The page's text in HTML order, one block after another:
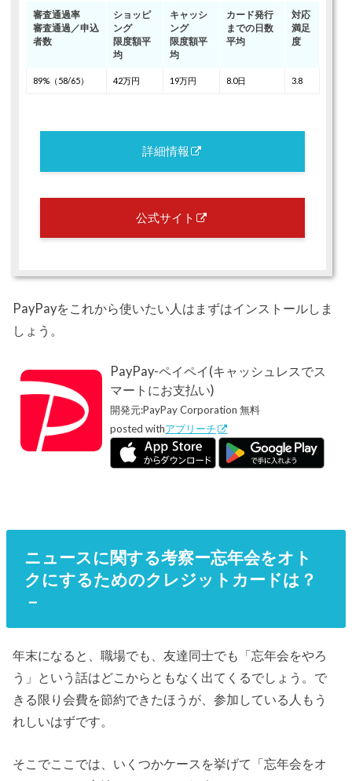
審査通過率
審査通過／申込
者数
ショッピ
ング
限度額平
均
キャッシ
ング
限度額平
均
カード発行
までの日数
平均
対応
満足
度
89%（58/65） 42万円 19万円 8.0日 3.8
詳細情報
公式サイト
PayPayをこれから使いたい人はまずはインストールしま
しょう。
PayPay-ペイペイ(キャッシュレスでス
マートにお支払い)
開発元:PayPay Corporation 無料
posted withアプリーチ
ニュースに関する考察ー忘年会をオト
クにするためのクレジットカードは？
－
年末になると、職場でも、友達同士でも「忘年会をやろ
う」という話はどこからともなく出てくるでしょう。で
きる限り会費を節約できたほうが、参加している人もう
れしいはずです。
そこでここでは、いくつかケースを挙げて「忘年会をオ